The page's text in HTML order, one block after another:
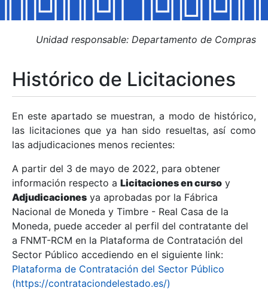
Mostrar/Ocultar
Mostrar/Ocultar
Mostrar/Ocultar
Mostrar/Ocultar
Unidad responsable: Departamento de Compras
Histórico de Licitaciones
En este apartado se muestran, a modo de histórico,
las licitaciones que ya han sido resueltas, así como
las adjudicaciones menos recientes:
A partir del 3 de mayo de 2022, para obtener
información respecto a Licitaciones en curso y
Adjudicaciones ya aprobadas por la Fábrica
Nacional de Moneda y Timbre - Real Casa de la
Moneda, puede acceder al perfil del contratante del
a FNMT-RCM en la Plataforma de Contratación del
Sector Público accediendo en el siguiente link:
Plataforma de Contratación del Sector Público
(https://contrataciondelestado.es/)